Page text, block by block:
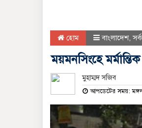
হোম বাংলাদেশ,
ময়মনসিংহে
মুহাম্মদ সজিব
আপডেটের সময়: